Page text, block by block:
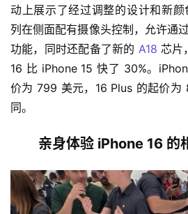
动上展示了经过调整的设计和新
列在侧面配有摄像头控制，允许通
功能，同时还配备了新的 A18 芯片
16 比 iPhone 15 快了 30%。
价为 799 美元，16 Plus 的起价为
同。
亲身体验 iPhone 16 的